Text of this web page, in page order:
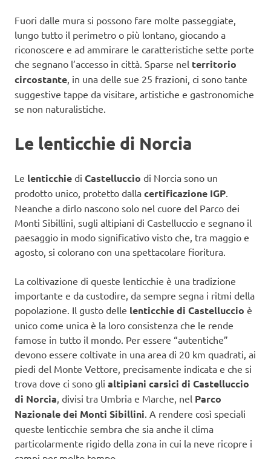
Fuori dalle mura si possono fare molte passeggiate,
lungo tutto il perimetro o più lontano, giocando a
riconoscere e ad ammirare le caratteristiche sette porte
che segnano l’accesso in città. Sparse nel territorio
circostante, in una delle sue 25 frazioni, ci sono tante
suggestive tappe da visitare, artistiche e gastronomiche
se non naturalistiche.
Le lenticchie di Norcia
Le lenticchie di Castelluccio di Norcia sono un
prodotto unico, protetto dalla certificazione IGP.
Neanche a dirlo nascono solo nel cuore del Parco dei
Monti Sibillini, sugli altipiani di Castelluccio e segnano il
paesaggio in modo significativo visto che, tra maggio e
agosto, si colorano con una spettacolare fioritura.
La coltivazione di queste lenticchie è una tradizione
importante e da custodire, da sempre segna i ritmi della
popolazione. Il gusto delle lenticchie di Castelluccio è
unico come unica è la loro consistenza che le rende
famose in tutto il mondo. Per essere “autentiche”
devono essere coltivate in una area di 20 km quadrati, ai
piedi del Monte Vettore, precisamente indicata e che si
trova dove ci sono gli altipiani carsici di Castelluccio
di Norcia, divisi tra Umbria e Marche, nel Parco
Nazionale dei Monti Sibillini. A rendere così speciali
queste lenticchie sembra che sia anche il clima
particolarmente rigido della zona in cui la neve ricopre i